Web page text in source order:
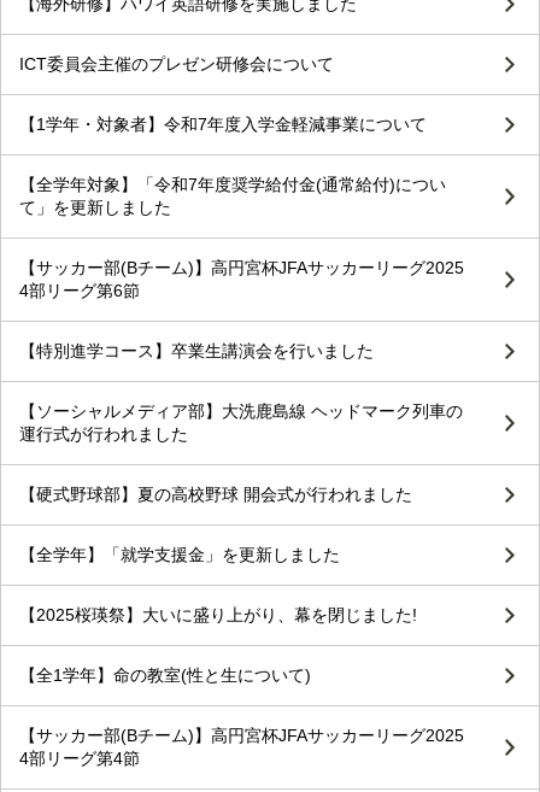
ICT委員会主催のプレゼン研修会について
【1学年・対象者】令和7年度入学金軽減事業について
【全学年対象】「令和7年度奨学給付金(通常給付)につい
て」を更新しました
【サッカー部(Bチーム)】高円宮杯JFAサッカーリーグ2025
4部リーグ第6節
【特別進学コース】卒業生講演会を行いました
【ソーシャルメディア部】大洗鹿島線 ヘッドマーク列車の
運行式が行われました
【硬式野球部】夏の高校野球 開会式が行われました
【全学年】「就学支援金」を更新しました
【2025桜瑛祭】大いに盛り上がり、幕を閉じました!
【全1学年】命の教室(性と生について)
【サッカー部(Bチーム)】高円宮杯JFAサッカーリーグ2025
4部リーグ第4節